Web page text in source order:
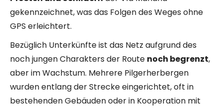
gekennzeichnet, was das Folgen des Weges ohne
GPS erleichtert.
Bezüglich Unterkünfte ist das Netz aufgrund des
noch jungen Charakters der Route noch begrenzt,
aber im Wachstum. Mehrere Pilgerherbergen
wurden entlang der Strecke eingerichtet, oft in
bestehenden Gebäuden oder in Kooperation mit